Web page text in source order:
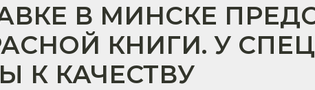
В МИНСКЕ
КНИГИ. У
К КАЧЕСТВУ